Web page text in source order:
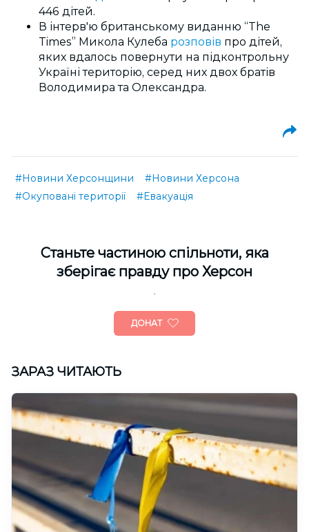
446 дітей.
В інтерв'ю британському виданню “The
Times” Микола Кулеба розповів про дітей,
яких вдалось повернути на підконтрольну
Україні територію, серед них двох братів
Володимира та Олександра.
#Новини Херсонщини
#Новини Херсона
#Окуповані території
#Евакуація
Cтаньте частиною спільноти, яка
зберігає правду про Херсон
ДОНАТ
ЗАРАЗ ЧИТАЮТЬ